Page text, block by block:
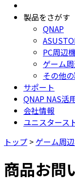
製品をさがす
QNAP
PC周辺
ゲーム
その他
サポート
QNAP NAS活
会社情報
ユニスタース
トップ > ゲーム周
商品お問